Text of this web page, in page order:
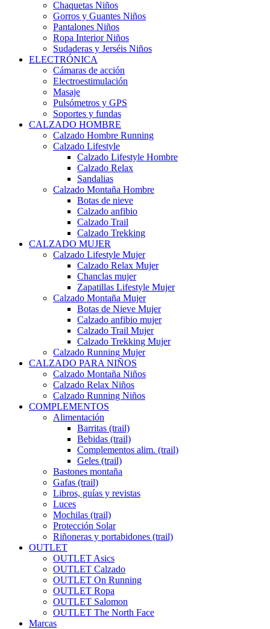
Chaquetas Niños
Gorros y Guantes Niños
Pantalones Niños
Ropa Interior Niños
Sudaderas y Jerséis Niños
ELECTRÓNICA
Cámaras de acción
Electroestimulación
Masaje
Pulsómetros y GPS
Soportes y fundas
CALZADO HOMBRE
Calzado Hombre Running
Calzado Lifestyle
Calzado Lifestyle Hombre
Calzado Relax
Sandalias
Calzado Montaña Hombre
Botas de nieve
Calzado anfibio
Calzado Trail
Calzado Trekking
CALZADO MUJER
Calzado Lifestyle Mujer
Calzado Relax Mujer
Chanclas mujer
Zapatillas Lifestyle Mujer
Calzado Montaña Mujer
Botas de Nieve Mujer
Calzado anfibio mujer
Calzado Trail Mujer
Calzado Trekking Mujer
Calzado Running Mujer
CALZADO PARA NIÑOS
Calzado Montaña Niños
Calzado Relax Niños
Calzado Running Niños
COMPLEMENTOS
Alimentación
Barritas (trail)
Bebidas (trail)
Complementos alim. (trail)
Geles (trail)
Bastones montaña
Gafas (trail)
Libros, guías y revistas
Luces
Mochilas (trail)
Protección Solar
Riñoneras y portabidones (trail)
OUTLET
OUTLET Asics
OUTLET Calzado
OUTLET On Running
OUTLET Ropa
OUTLET Salomon
OUTLET The North Face
Marcas